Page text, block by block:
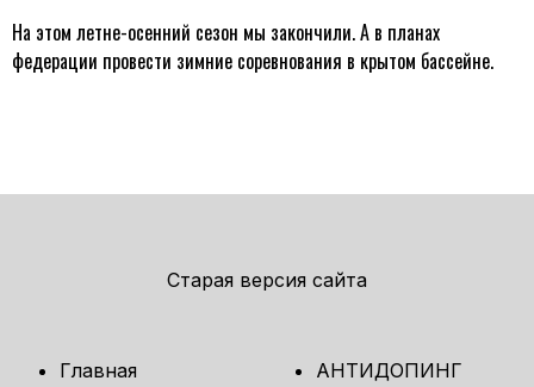
На этом летне-осенний сезон мы закончили. А в планах
федерации провести зимние соревнования в крытом бассейне.
Старая версия сайта
Главная
АНТИДОПИНГ